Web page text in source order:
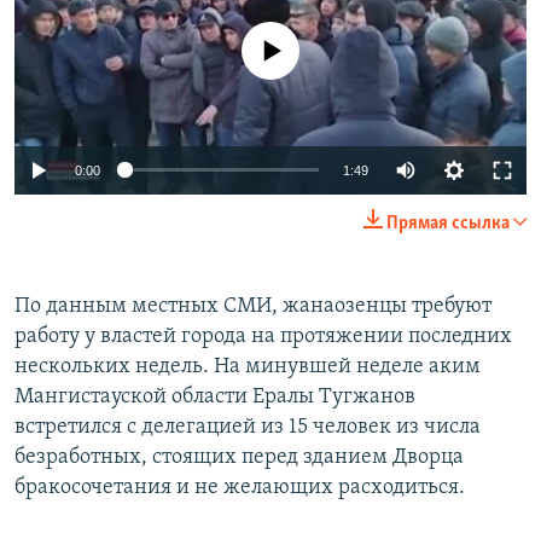
No media source currently available
0:00 1:49
Прямая ссылка
По данным местных СМИ, жанаозенцы требуют
работу у властей города на протяжении последних
нескольких недель. На минувшей неделе аким
Мангистауской области Ералы Тугжанов
встретился с делегацией из 15 человек из числа
безработных, стоящих перед зданием Дворца
бракосочетания и не желающих расходиться.